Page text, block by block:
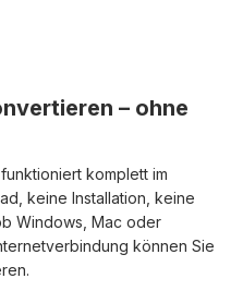
– ohne
komplett im
keine Installation, keine
Windows, Mac oder
können Sie